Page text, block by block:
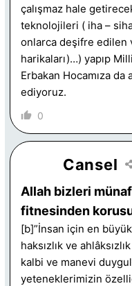
çalışmaz hale
teknolojileri ( iha –
onlarca deşifre edilen
harikaları)…) yapıp
Erbakan Hocamıza da
ediyoruz.
0
Cansel
Allah bizleri
fitnesinden
[b]”İnsan için en
haksızlık ve
kalbi ve manevi
yeteneklerimizin